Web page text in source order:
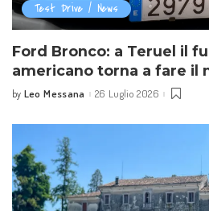
Test Drive / News
Ford Bronco: a Teruel il
americano torna a fare il
Posted
by Leo Messana 26 Luglio 2026